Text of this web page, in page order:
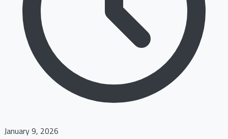
January 9, 2026